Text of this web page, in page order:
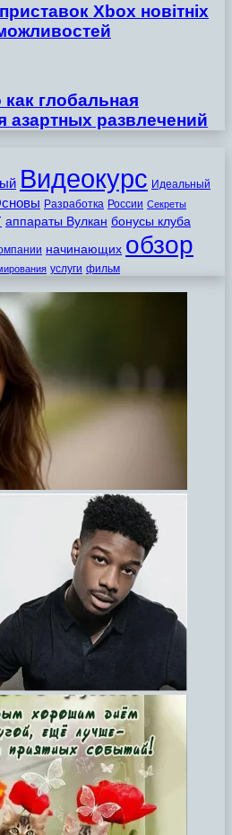
Xbox новітніх
глобальная
азартных развлечений
Видеокурс Идеальный
Разработка России Секреты
аппараты Вулкан бонусы клуба
начинающих обзор
услуги фильм